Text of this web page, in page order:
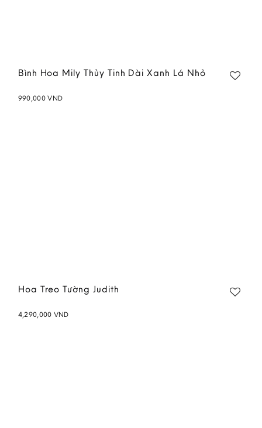
Bình Hoa Mily Thủy Tinh Dài Xanh Lá Nhỏ
990,000VND
Hoa Treo Tường Judith
4,290,000 VND